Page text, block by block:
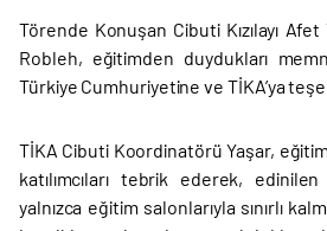
Törende Konuşan Cibuti Kızılayı
Robleh, eğitimden duydukları
Türkiye Cumhuriyetine ve TİKA’ya
TİKA Cibuti Koordinatörü Yaşar,
katılımcıları tebrik ederek,
yalnızca eğitim salonlarıyla sınırlı